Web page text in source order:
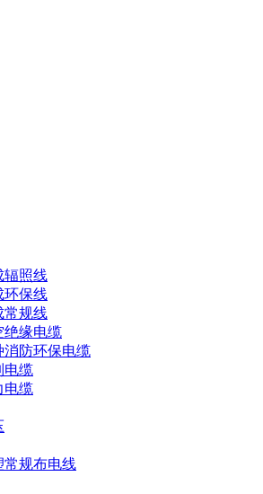
辐照线
环保线
常规线
绝缘电缆
消防环保电缆
电缆
电缆
常规布电线